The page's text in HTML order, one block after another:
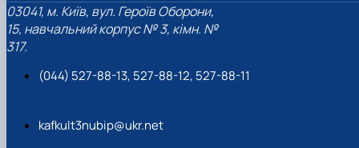
03041, м. Київ, вул. Героїв Оборони,
15, навчальний корпус № 3, кімн. №
317.
(044) 527-88-13, 527-88-12, 527-88-11
kafkult3nubip@ukr.net